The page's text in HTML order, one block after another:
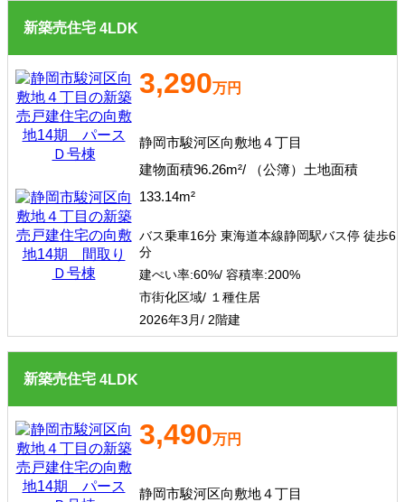
新築売住宅 4LDK
3,290万円
静岡市駿河区向敷地４丁目
建物面積96.26m²/ （公簿）土地面積
133.14m²
バス乗車16分 東海道本線静岡駅バス停 徒歩6
分
建ぺい率:60%/ 容積率:200%
市街化区域/ １種住居
2026年3月/ 2階建
新築売住宅 4LDK
3,490万円
静岡市駿河区向敷地４丁目